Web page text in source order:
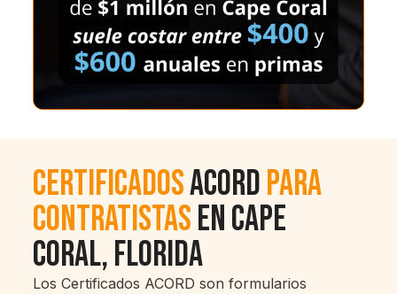
CertificadosACORDpara
contratistasen Cape
Coral, Florida
Los Certificados ACORD son formularios